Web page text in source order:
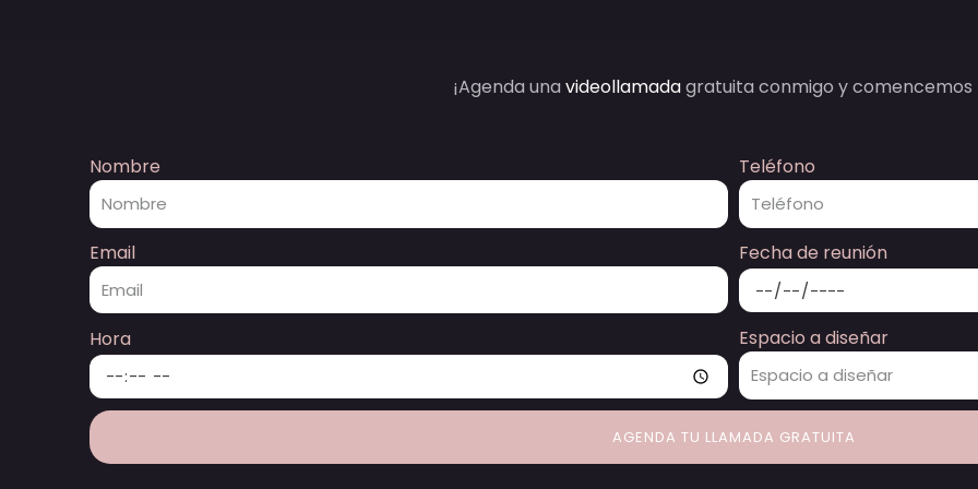
¡Agenda una videollamadagratuita conmigo y comencemos
Nombre Teléfono
Email Fecha de reunión
Hora Espacio a diseñar
AGENDA TU LLAMADA GRATUITA